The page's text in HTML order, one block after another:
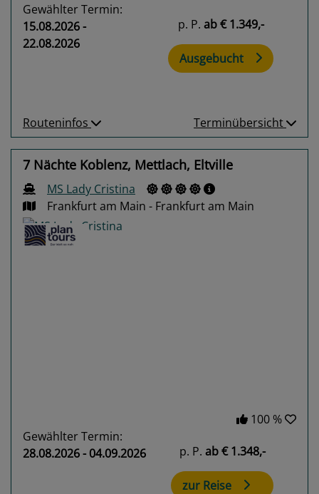
Gewählter Termin:
15.08.2026 -
22.08.2026
p. P. ab€ 1.349,-
Ausgebucht
Routeninfos Terminübersicht
7 Nächte Koblenz, Mettlach, Eltville
MS Lady Cristina
Frankfurt am Main - Frankfurt am Main
100 %
Gewählter Termin:
28.08.2026 - 04.09.2026
p. P. ab€ 1.348,-
zur Reise